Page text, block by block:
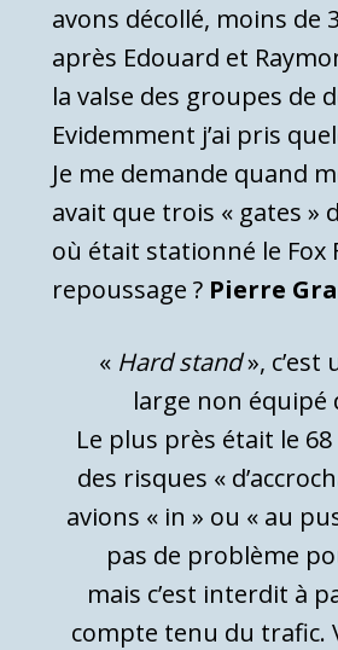
avons décollé, moins de
après Edouard et
la valse des groupes de
Evidemment j’ai pris
Je me demande quand
avait que trois « gates »
où était stationné le Fox
repoussage ? Pierre
« Hard stand», c’est
large non équipé
Le plus près était le
des risques «
avions « in » ou « au
pas de problème
mais c’est interdit à
compte tenu du trafic.